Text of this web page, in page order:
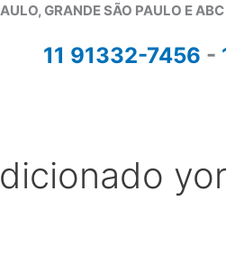
GRANDE SÃO PAULO E
11 91332-7456 -